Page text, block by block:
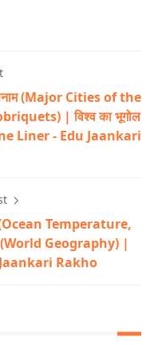
(Major Cities of the
| विश्व का भूगोल
Liner - Edu Jaankari
(Ocean Temperature,
(World Geography) |
Rakho